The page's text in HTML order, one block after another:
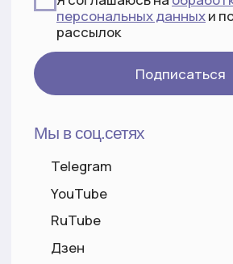
Контакты
(вопросы по курсам, обратная
связь)
ИП КСЕНОФОНТОВА МАРИНА ЕВГЕНЬЕВНА
ИНН 632200860531
Разработка сайта